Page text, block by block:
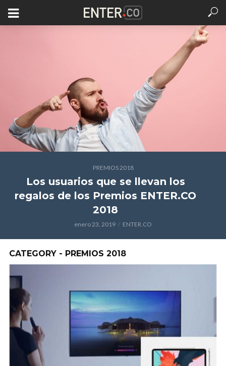
PREMIOS 2018
Los usuarios que se llevan los
regalos de los Premios ENTER.CO
2018
enero 23, 2019 ENTER.CO
CATEGORY - PREMIOS 2018